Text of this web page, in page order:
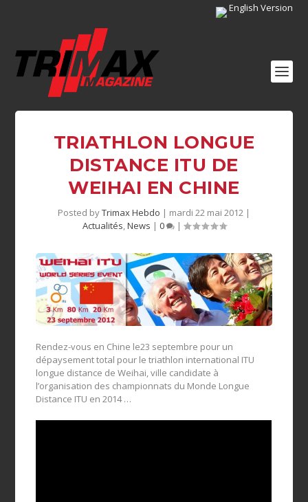
English Version
TRIATHLON LONGUE
DISTANCE ITU DE
WEIHAI EN CHINE
Posted byTrimax Hebdo | mardi 22 mai 2012 |
Actualités,News | 0 |
Rendez-vous en Chine le23 septembre pour un
dépaysement total pour le triathlon international ITU
longue distance de Weihai, ville candidate à
l’organisation des championnats du Monde Longue
Distance ITU en 2014 …